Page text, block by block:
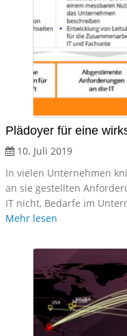
Plädoyer für eine
10. Juli 2019
In vielen Unternehmen
an sie gestellten
IT nicht, Bedarfe im
Mehr lesen